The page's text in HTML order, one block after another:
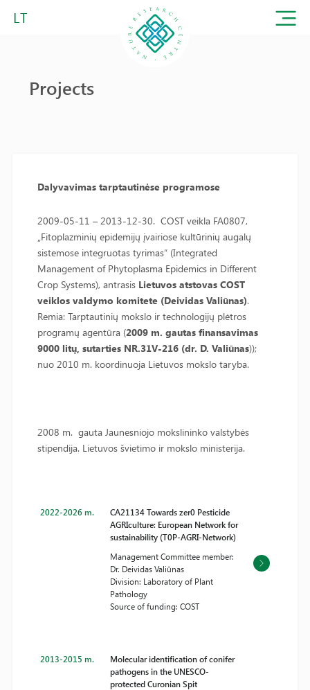
LT
Projects
Dalyvavimas tarptautinėse programose
2009-05-11 – 2013-12-30. COST veikla FA0807,
„Fitoplazminių epidemijų įvairiose kultūrinių augalų
sistemose integruotas tyrimas“ (Integrated
Management of Phytoplasma Epidemics in Different
Crop Systems), antrasis Lietuvos atstovas COST
veiklos valdymo komitete (Deividas Valiūnas).
Remia: Tarptautinių mokslo ir technologijų plėtros
programų agentūra (2009 m. gautas finansavimas
9000 litų, sutarties NR.31V-216 (dr. D. Valiūnas));
nuo 2010 m. koordinuoja Lietuvos mokslo taryba.
2008 m. gauta Jaunesniojo mokslininko valstybės
stipendija. Lietuvos švietimo ir mokslo ministerija.
2022-2026 m.
CA21134 Towards zer0 Pesticide
AGRIculture: European Network for
sustainability (T0P-AGRI-Network)
Management Committee member:
Dr. Deividas Valiūnas
Division: Laboratory of Plant
Pathology
Source of funding: COST
2013-2015 m.
Molecular identification of conifer
pathogens in the UNESCO-
protected Curonian Spit